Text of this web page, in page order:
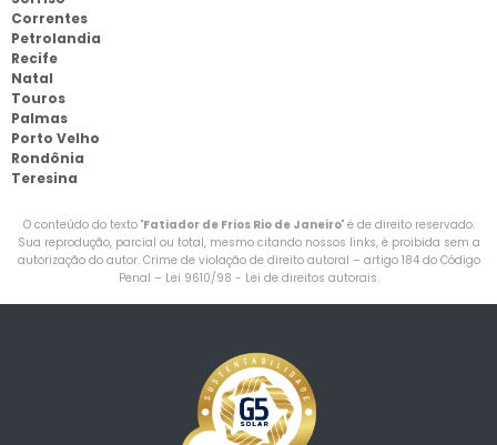
Correntes
Petrolandia
Recife
Natal
Touros
Palmas
Porto Velho
Rondônia
Teresina
O conteúdo do texto "Fatiador de Frios Rio de Janeiro" é de direito reservado.
Sua reprodução, parcial ou total, mesmo citando nossos links, é proibida sem a
autorização do autor. Crime de violação de direito autoral – artigo 184 do Código
Penal – Lei 9610/98 - Lei de direitos autorais.